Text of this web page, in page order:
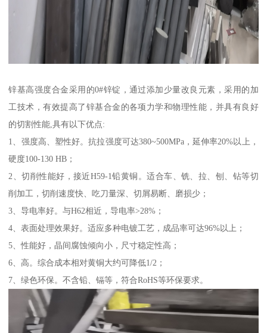
锌基高强度合金采用的0#锌锭，通过添加少量改良元素，采用的加
工技术，有效提高了锌基合金的各项力学和物理性能，并具有良好
的切割性能,具有以下优点:
1、强度高、塑性好。抗拉强度可达380~500MPa，延伸率20%以上，
硬度100-130 HB；
2、切削性能好，接近H59-1铅黄铜。适合车、铣、拉、刨、钻等切
削加工，切削速度快、吃刀量深、切屑易断、磨损少；
3、导电率好。与H62相近，导电率>28%；
4、表面处理效果好。适应多种电镀工艺，成品率可达96%以上；
5、性能好，晶间腐蚀倾向小，尺寸稳定性高；
6、高。综合成本相对黄铜大约可降低1/2；
7、绿色环保。不含铅、镉等，符合RoHS等环保要求。